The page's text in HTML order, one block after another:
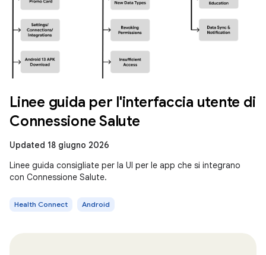
Linee guida per l'interfaccia utente di
Connessione Salute
Updated 18 giugno 2026
Linee guida consigliate per la UI per le app che si integrano
con Connessione Salute.
Health Connect Android